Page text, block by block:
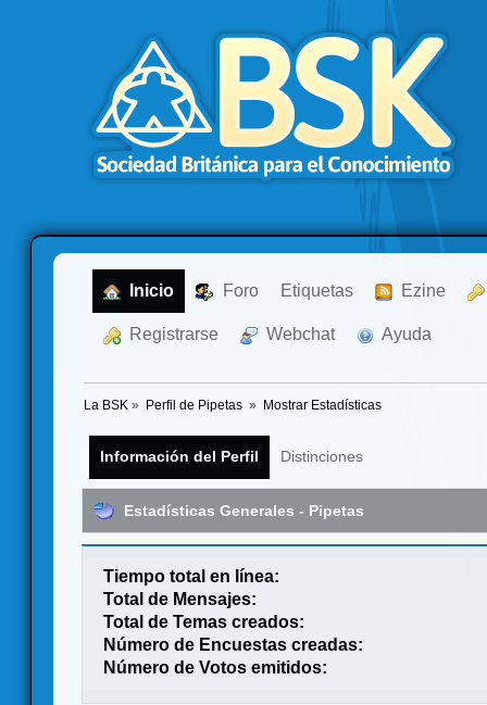
Inicio Foro Etiquetas Ezine
Registrarse Webchat Ayuda
La BSK » Perfil de Pipetas » Mostrar Estadísticas
Información del Perfil Distinciones
Estadísticas Generales - Pipetas
Tiempo total en línea:
Total de Mensajes:
Total de Temas creados:
Número de Encuestas creadas:
Número de Votos emitidos: